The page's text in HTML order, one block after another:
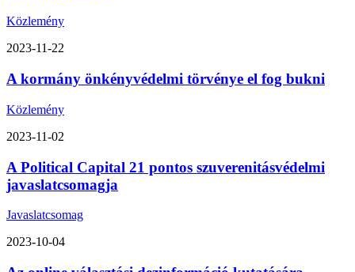
Közlemény
2023-11-22
A kormány önkényvédelmi törvénye el fog bukni
Közlemény
2023-11-02
A Political Capital 21 pontos szuverenitásvédelmi
javaslatcsomagja
Javaslatcsomag
2023-10-04